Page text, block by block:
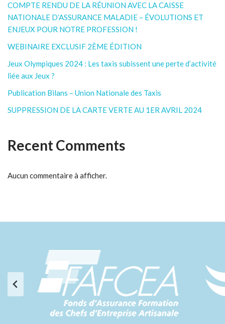
COMPTE RENDU DE LA RÉUNION AVEC LA CAISSE
NATIONALE D’ASSURANCE MALADIE – ÉVOLUTIONS ET
ENJEUX POUR NOTRE PROFESSION !
WEBINAIRE EXCLUSIF 2ÈME ÉDITION
Jeux Olympiques 2024 : Les taxis subissent une perte d’activité
liée aux Jeux ?
Publication Bilans – Union Nationale des Taxis
SUPPRESSION DE LA CARTE VERTE AU 1ER AVRIL 2024
Recent Comments
Aucun commentaire à afficher.